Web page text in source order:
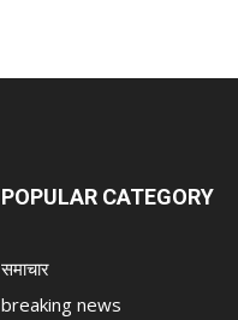
POPULAR CATEGORY
समाचार
breaking news